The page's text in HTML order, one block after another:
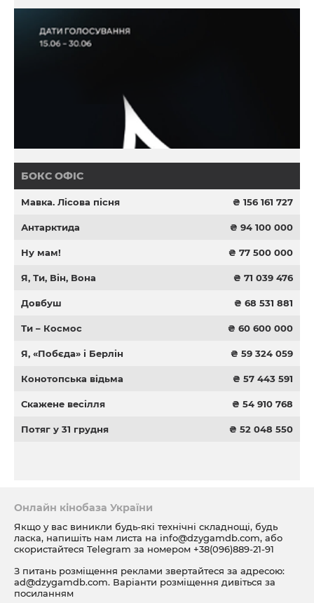
БОКС ОФІС
Мавка. Лісова пісня ₴ 156 161 727
Антарктида ₴ 94 100 000
Ну мам! ₴ 77 500 000
Я, Ти, Він, Вона ₴ 71 039 476
Довбуш ₴ 68 531 881
Ти – Космос ₴ 60 600 000
Я, «Побєда» і Берлін ₴ 59 324 059
Конотопська відьма ₴ 57 443 591
Скажене весілля ₴ 54 910 768
Потяг у 31 грудня ₴ 52 048 550
Онлайн кінобаза України
Якщо у вас виникли будь-які технічні складнощі, будь
ласка, напишіть нам листа на info@dzygamdb.com, або
скористайтеся Telegram за номером +38(096)889-21-91
З питань розміщення реклами звертайтеся за адресою:
ad@dzygamdb.com. Варіанти розміщення дивіться за
посиланням